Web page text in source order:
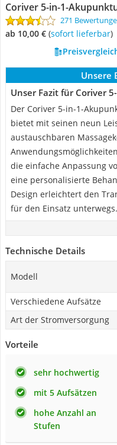
Coriver 5-in-1-
271
ab 10,00 € ( Sofort lieferbar)
Unsere
Unser Fazit für Coriver
Der Coriver 5-in-1-
bietet mit seinen neun
austauschbaren
die einfache Anpassung
eine personalisierte
Design erleichtert den
für den Einsatz unterwegs.
Technische Details
Modell
Verschiedene Aufsätze
Art der Stromversorgung
Vorteile
sehr hochwertig
mit 5 Aufsätzen
hohe Anzahl an
Stufen